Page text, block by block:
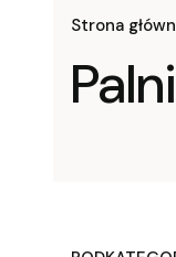
Strona